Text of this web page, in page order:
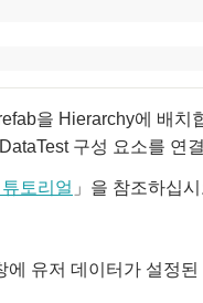
을 Hierarchy에 배치
구성 요소를 연
토리얼 」을 참조하십
유저 데이터가 설정